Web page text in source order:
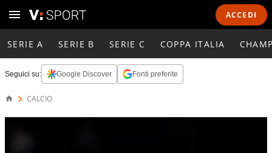
ACCEDI
SERIE A SERIE B SERIE C COPPA ITALIA
Seguici su: Google Discover Fonti preferite
CALCIO